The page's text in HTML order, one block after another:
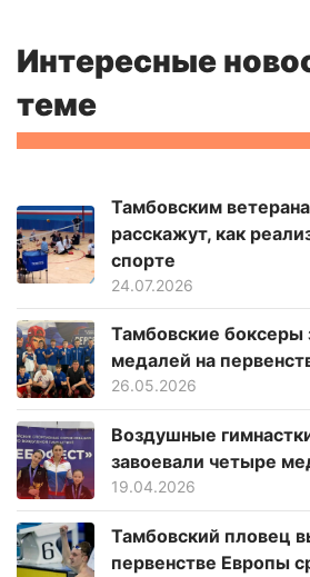
Интересные
теме
Тамбовским
расскажут, как
спорте
24.07.2026
Тамбовские боксеры
медалей на
26.05.2026
Воздушные
завоевали четыре
19.04.2026
Тамбовский пловец
первенстве Европы